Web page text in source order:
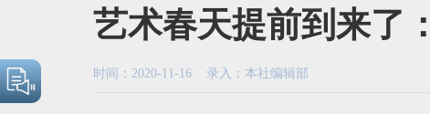
艺术春天提前到来了
时间：2020-11-16 录入：本社编辑部